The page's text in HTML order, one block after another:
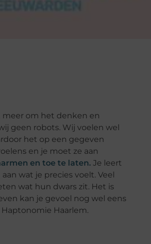
meer om het denken en
geen robots. Wij voelen wel
het op een gegeven
en je moet ze aan
en toe te laten. Je leert
wat je precies voelt. Veel
wat hun dwars zit. Het is
kan je gevoel nog wel eens
Haarlem.